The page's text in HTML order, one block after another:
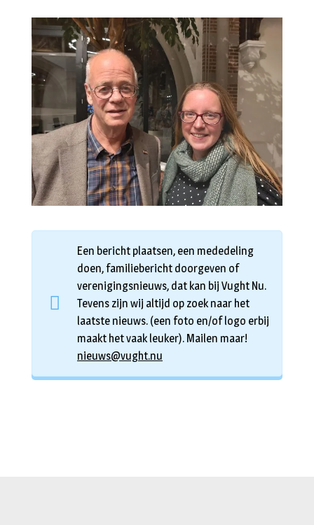
Een bericht plaatsen, een mededeling
doen, familiebericht doorgeven of
verenigingsnieuws, dat kan bij Vught Nu.
Tevens zijn wij altijd op zoek naar het
laatste nieuws. (een foto en/of logo erbij
maakt het vaak leuker). Mailen maar!
nieuws@vught.nu